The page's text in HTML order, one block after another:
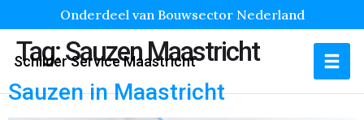
Onderdeel van Bouwsector Nederland
Schilder Service Maastricht
Tag:Sauzen Maastricht
Sauzen in Maastricht